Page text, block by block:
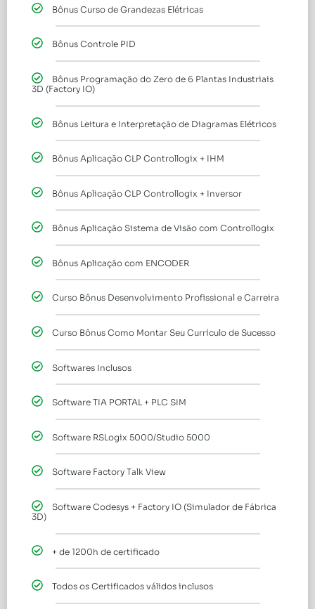
Bônus Curso de Grandezas Elétricas
Bônus Controle PID
Bônus Programação do Zero de 6 Plantas Industriais
3D (Factory IO)
Bônus Leitura e Interpretação de Diagramas Elétricos
Bônus Aplicação CLP Controllogix + IHM
Bônus Aplicação CLP Controllogix + Inversor
Bônus Aplicação Sistema de Visão com Controllogix
Bônus Aplicação com ENCODER
Curso Bônus Desenvolvimento Profissional e Carreira
Curso Bônus Como Montar Seu Currículo de Sucesso
Softwares Inclusos
Software TIA PORTAL + PLC SIM
Software RSLogix 5000/Studio 5000
Software Factory Talk View
Software Codesys + Factory IO (Simulador de Fábrica
3D)
+ de 1200h de certificado
Todos os Certificados válidos inclusos